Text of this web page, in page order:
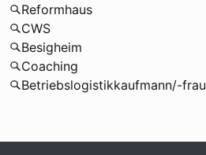
Reformhaus
CWS
Besigheim
Coaching
Betriebslogistikkaufmann/-frau